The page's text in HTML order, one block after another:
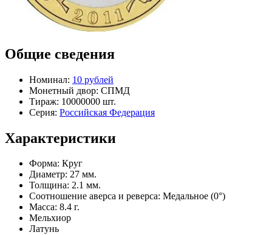
Общие сведения
Номинал: 10 рублей
Монетный двор: СПМД
Тираж: 10000000 шт.
Серия: Российская Федерация
Характеристики
Форма: Круг
Диаметр: 27 мм.
Толщина: 2.1 мм.
Соотношение аверса и реверса: Медальное (0°)
Масса: 8.4 г.
Мельхиор
Латунь